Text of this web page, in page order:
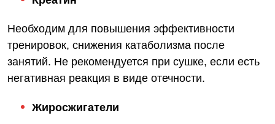
Необходим для повышения эффективности
тренировок, снижения катаболизма после
занятий. Не рекомендуется при сушке, если есть
негативная реакция в виде отечности.
Жиросжигатели